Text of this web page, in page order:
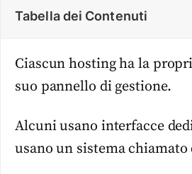
Tabella dei Contenuti
Ciascun hosting ha la
suo pannello di gestione.
Alcuni usano interfacce
usano un sistema chiamato